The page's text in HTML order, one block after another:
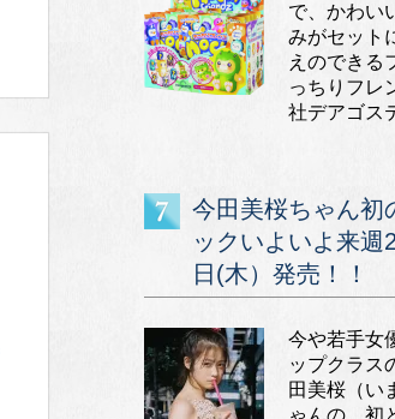
で、かわい
みがセット
えのできる
っちりフレ
社デアゴス
今田美桜ちゃん初
ックいよいよ来週
日(木）発売！！
今や若手女
ップクラス
田美桜（
ゃんの、初